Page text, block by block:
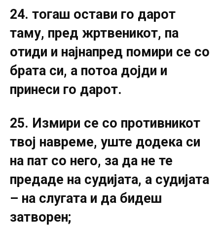
24. тогаш остави го дарот
таму, пред жртвеникот, па
отиди и најнапред помири се со
брата си, а потоа дојди и
принеси го дарот.
25. Измири се со противникот
твој навреме, уште додека си
на пат со него, за да не те
предаде на судијата, а судијата
– на слугата и да бидеш
затворен;